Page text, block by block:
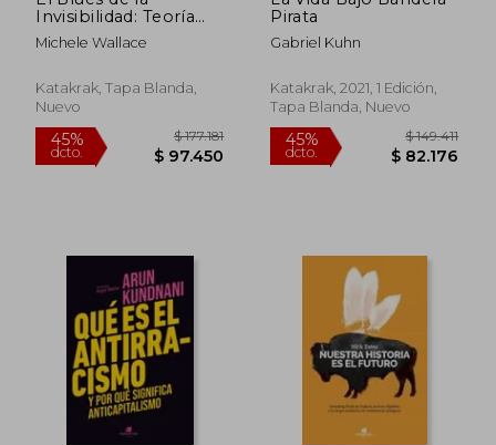
Invisibilidad: Teoría
Feminista Negra y
Cultura Popular
Michele Wallace
Katakrak, Tapa Blanda,
Nuevo
45%
dcto. $ 97.450
Pirata
Gabriel Kuhn
Katakrak, 2021, 1 Edición,
Tapa Blanda, Nuevo
45%
dcto.